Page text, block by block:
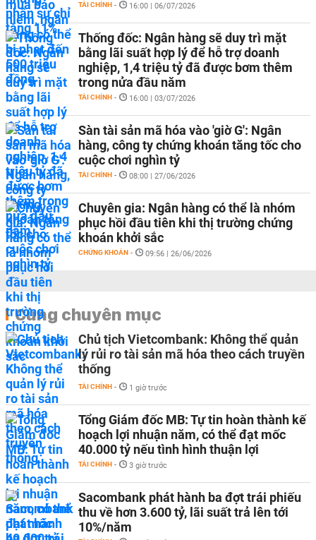
TÀI CHÍNH - 16:00 | 06/07/2026
Thống đốc: Ngân hàng sẽ duy trì mặt
bằng lãi suất hợp lý để hỗ trợ doanh
nghiệp, 1,4 triệu tỷ đã được bơm thêm
trong nửa đầu năm
TÀI CHÍNH - 16:00 | 03/07/2026
Sàn tài sản mã hóa vào 'giờ G': Ngân
hàng, công ty chứng khoán tăng tốc cho
cuộc chơi nghìn tỷ
TÀI CHÍNH - 08:00 | 27/06/2026
Chuyên gia: Ngân hàng có thể là nhóm
phục hồi đầu tiên khi thị trường chứng
khoán khởi sắc
CHỨNG KHOÁN - 09:56 | 26/06/2026
Cùng chuyên mục
Chủ tịch Vietcombank: Không thể quản
lý rủi ro tài sản mã hóa theo cách truyền
thống
TÀI CHÍNH - 1 giờ trước
Tổng Giám đốc MB: Tự tin hoàn thành kế
hoạch lợi nhuận năm, có thể đạt mốc
40.000 tỷ nếu tình hình thuận lợi
TÀI CHÍNH - 3 giờ trước
Sacombank phát hành ba đợt trái phiếu
thu về hơn 3.600 tỷ, lãi suất trả lên tới
10%/năm